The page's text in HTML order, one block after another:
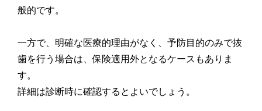
般的です。
一方で、明確な医療的理由がなく、予防目的のみで抜
歯を行う場合は、保険適用外となるケースもありま
す。
詳細は診断時に確認するとよいでしょう。